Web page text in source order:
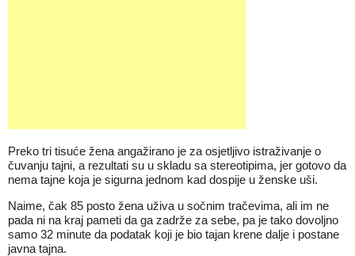
Preko tri tisuće žena angažirano je za osjetljivo istraživanje o
čuvanju tajni, a rezultati su u skladu sa stereotipima, jer gotovo da
nema tajne koja je sigurna jednom kad dospije u ženske uši.
Naime, čak 85 posto žena uživa u sočnim tračevima, ali im ne
pada ni na kraj pameti da ga zadrže za sebe, pa je tako dovoljno
samo 32 minute da podatak koji je bio tajan krene dalje i postane
javna tajna.